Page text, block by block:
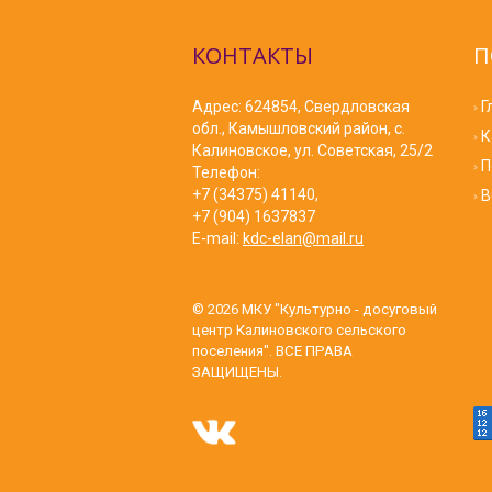
КОНТАКТЫ
Адрес: 624854, Свердловская
обл., Камышловский район, с.
Калиновское, ул. Советская, 25/2
Телефон:
+7 (34375) 41140,
+7 (904) 1637837
E-mail: kdc-elan@mail.ru
© 2026МКУ "Культурно - досуговый
центр Калиновского сельского
поселения". ВСЕ ПРАВА
ЗАЩИЩЕНЫ.